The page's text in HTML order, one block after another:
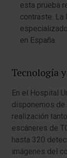
esta prueba
contraste. La
en España.
Tecnología
En el Hospital
disponemos de
realización
escáneres de
hasta 320
imágenes del